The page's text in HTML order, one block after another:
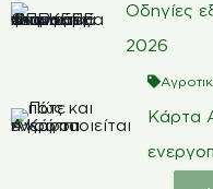
Οδηγίες
2026
Κάρτα